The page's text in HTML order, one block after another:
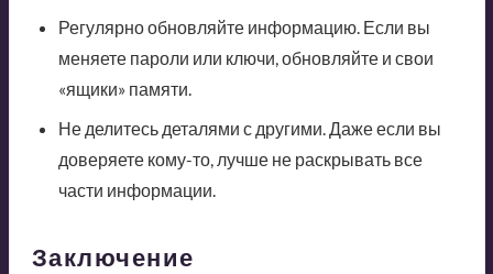
Регулярно обновляйте информацию. Если вы
меняете пароли или ключи, обновляйте и свои
«ящики» памяти.
Не делитесь деталями с другими. Даже если вы
доверяете кому-то, лучше не раскрывать все
части информации.
Заключение